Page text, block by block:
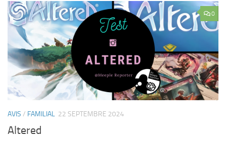
0
AVIS / FAMILIAL 22 SEPTEMBRE 2024
Altered